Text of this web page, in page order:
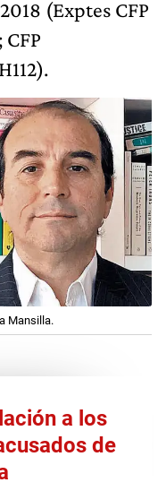
(Exptes CFP
Mansilla.
a los
de